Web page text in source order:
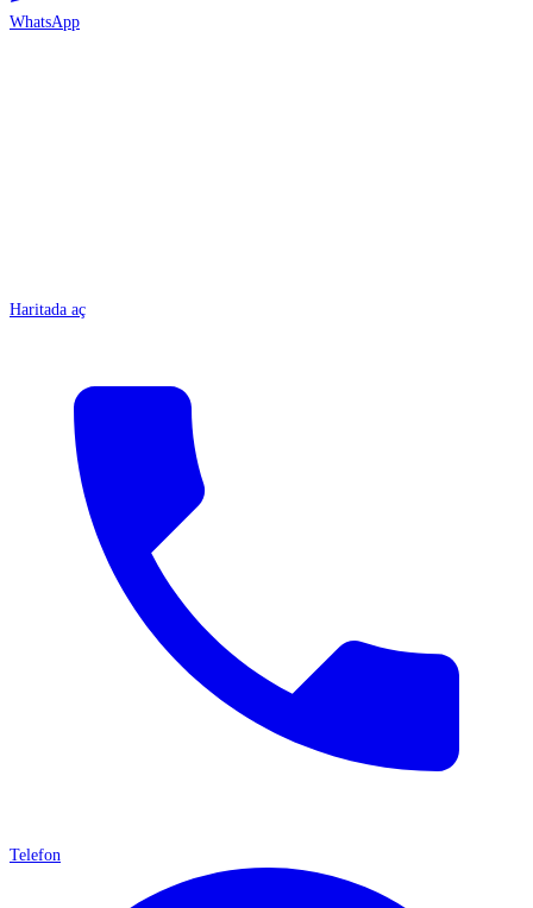
WhatsApp
Haritada aç
Telefon